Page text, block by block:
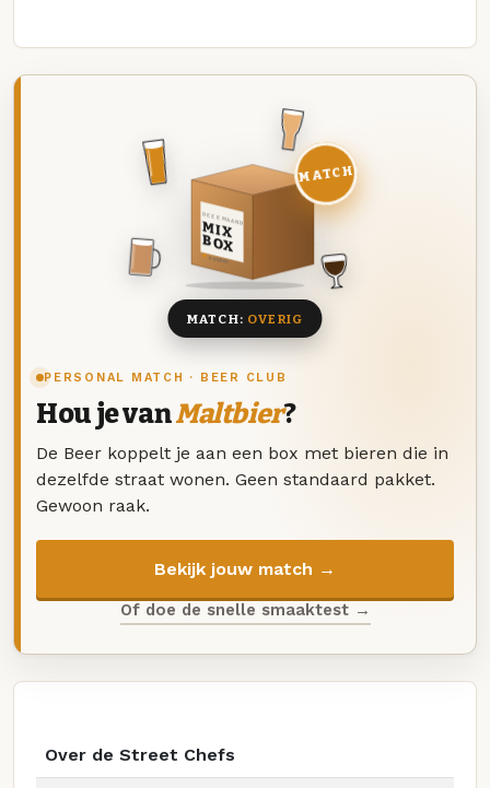
PERSONAL MATCH · BEER CLUB
Hou je vanMaltbier?
De Beer koppelt je aan een box met bieren die in
dezelfde straat wonen. Geen standaard pakket.
Gewoon raak.
Bekijk jouw match →
Of doe de snelle smaaktest →
DEZE MAAND
MIX
BOX
8 BIEREN
MATCH
MATCH: OVERIG
Over de Street Chefs